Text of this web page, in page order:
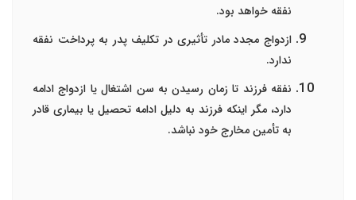
نفقه خواهد بود.
ازدواج مجدد مادر تأثیری در تکلیف پدر به پرداخت نفقه
ندارد.
نفقه فرزند تا زمان رسیدن به سن اشتغال یا ازدواج ادامه
دارد، مگر اینکه فرزند به دلیل ادامه تحصیل یا بیماری قادر
به تأمین مخارج خود نباشد.